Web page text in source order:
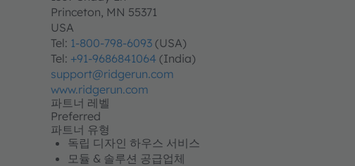
Princeton, MN 55371
USA
Tel: 1-800-798-6093(USA)
Tel: +91-9686841064 (India)
support@ridgerun.com
www.ridgerun.com
파트너 레벨
Preferred
파트너 유형
독립 디자인 하우스 서비스
모듈 & 솔루션 공급업체